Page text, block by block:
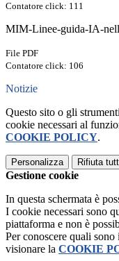
Contatore click: 111
MIM-Linee-guida-IA-
File PDF
Contatore click: 106
Notizie
Questo sito o gli
cookie necessari al
COOKIE POLICY.
Personalizza Rifiuta
Gestione cookie
In questa schermata è
I cookie necessari sono
piattaforma e non è
Per conoscere quali
visionare la COOKIE